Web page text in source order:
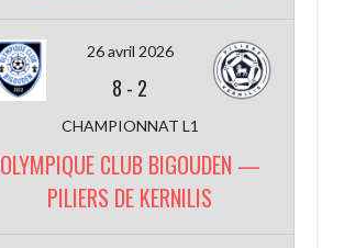
26 avril 2026
8 - 2
CHAMPIONNAT L1
OLYMPIQUE CLUB BIGOUDEN —
PILIERS DE KERNILIS